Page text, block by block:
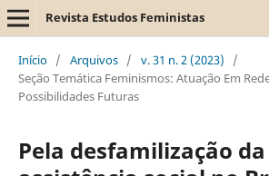
Revista Estudos Feministas
Início / Arquivos / v. 31 n. 2 (2023)
/
Seção Temática Feminismos: Atuação Em
Possibilidades Futuras
Pela desfamilização